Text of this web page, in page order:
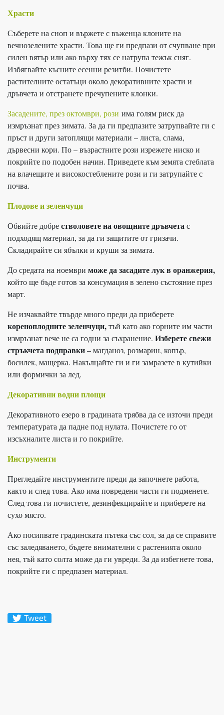
Храсти
Съберете на сноп и вържете с въженца клоните на
вечнозелените храсти. Това ще ги предпази от счупване при
силен вятър или ако върху тях се натрупа тежък сняг.
Избягвайте късните есенни резитби. Почистете
растителните остатъци около декоративните храсти и
дръвчета и отстранете пречупените клонки.
Засадените, през октомври, рози има голям риск да
измръзнат през зимата. За да ги предпазите затрупвайте ги с
пръст и други затоплящи материали – листа, слама,
дървесни кори. По – възрастните рози изрежете ниско и
покрийте по подобен начин. Приведете към земята стеблата
на влачещите и високостеблените рози и ги затрупайте с
почва.
Плодове и зеленчуци
Обвийте добрестволовете на овощните дръвчетас
подходящ материал, за да ги защитите от гризачи.
Складирайте си ябълки и круши за зимата.
До средата на ноември може да засадите лук в оранжерия,
който ще бъде готов за консумация в зелено състояние през
март.
Не изчаквайте твърде много преди да приберете
кореноплодните зеленчуци,тъй като ако горните им части
измръзнат вече не са годни за съхранение. Изберете свежи
стръкчета подправки– магданоз, розмарин, копър,
босилек, мащерка. Накълцайте ги и ги замразете в кутийки
или формички за лед.
Декоративни водни площи
Декоративното езеро в градината трябва да се източи преди
температурата да падне под нулата. Почистете го от
изсъхналите листа и го покрийте.
Инструменти
Прегледайте инструментите преди да започнете работа,
както и след това. Ако има повредени части ги подменете.
След това ги почистете, дезинфекцирайте и приберете на
сухо място.
Ако посипвате градинската пътека със сол, за да се справите
със заледяването, бъдете внимателни с растенията около
нея, тъй като солта може да ги увреди. За да избегнете това,
покрийте ги с предпазен материал.
Tweet